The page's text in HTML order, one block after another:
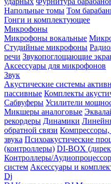
Напольные томы Том
Гонги и комплектующее
Микрофоны
Микрофоны вокальные
Студийные микрофоны
речи Звукопоглощающие
Аксессуары для микрофонов
Звук
Акустические системы
пассивные Комплекты
Сабвуферы Усилители
Микшеры аналоговые
рекордеры Динамики
обратной связи
звука Психоакустические
(контроллеры) DI-BOX
Контроллеры/
систем Аксессуары и
Dj